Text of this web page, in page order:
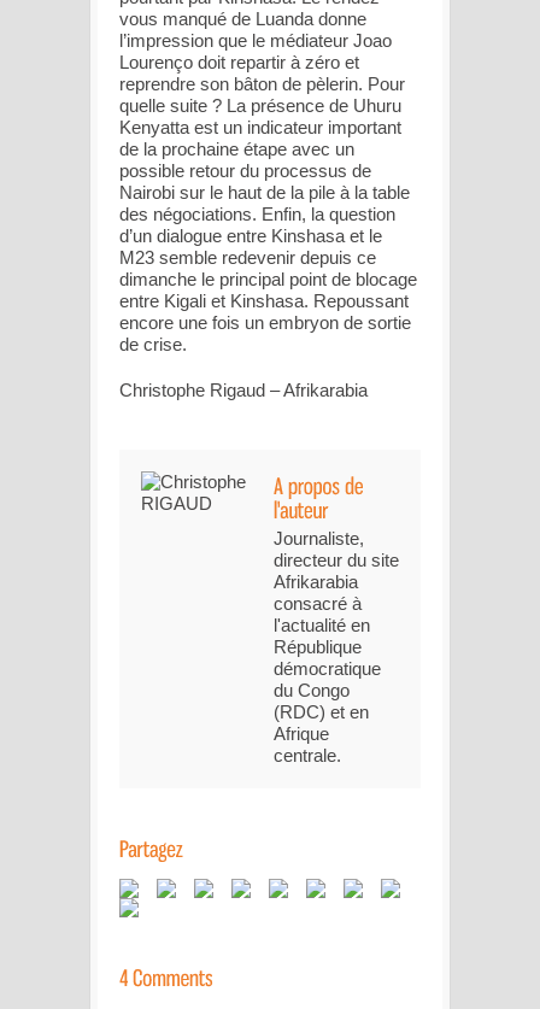
vous manqué de Luanda donne
l’impression que le médiateur Joao
Lourenço doit repartir à zéro et
reprendre son bâton de pèlerin. Pour
quelle suite ? La présence de Uhuru
Kenyatta est un indicateur important
de la prochaine étape avec un
possible retour du processus de
Nairobi sur le haut de la pile à la table
des négociations. Enfin, la question
d’un dialogue entre Kinshasa et le
M23 semble redevenir depuis ce
dimanche le principal point de blocage
entre Kigali et Kinshasa. Repoussant
encore une fois un embryon de sortie
de crise.
Christophe Rigaud – Afrikarabia
Journaliste,
directeur du site
Afrikarabia
consacré à
l'actualité en
République
démocratique
du Congo
(RDC) et en
Afrique
centrale.